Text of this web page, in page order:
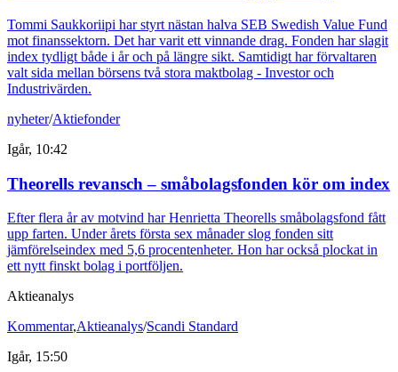
Tommi Saukkoriipi har styrt nästan halva SEB Swedish Value Fund
mot finanssektorn. Det har varit ett vinnande drag. Fonden har slagit
index tydligt både i år och på längre sikt. Samtidigt har förvaltaren
valt sida mellan börsens två stora maktbolag - Investor och
Industrivärden.
nyheter/Aktiefonder
Igår, 10:42
Theorells revansch – småbolagsfonden kör om index
Efter flera år av motvind har Henrietta Theorells småbolagsfond fått
upp farten. Under årets första sex månader slog fonden sitt
jämförelseindex med 5,6 procentenheter. Hon har också plockat in
ett nytt finskt bolag i portföljen.
Aktieanalys
Kommentar,Aktieanalys/Scandi Standard
Igår, 15:50